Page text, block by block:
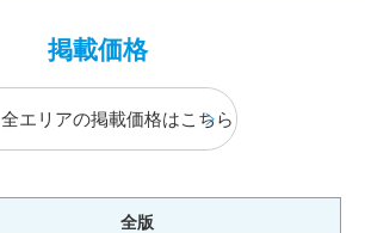
掲載価格
全エリアの掲載価格はこちら
全版